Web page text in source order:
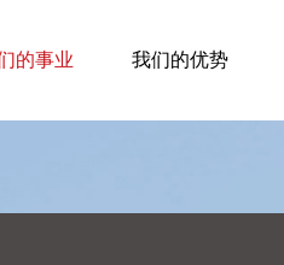
的事业 我们的优势